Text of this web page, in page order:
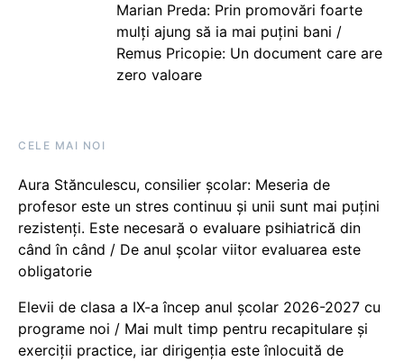
Marian Preda: Prin promovări foarte
mulți ajung să ia mai puțini bani /
Remus Pricopie: Un document care are
zero valoare
CELE MAI NOI
Aura Stănculescu, consilier școlar: Meseria de
profesor este un stres continuu și unii sunt mai puțini
rezistenți. Este necesară o evaluare psihiatrică din
când în când / De anul școlar viitor evaluarea este
obligatorie
Elevii de clasa a IX-a încep anul școlar 2026-2027 cu
programe noi / Mai mult timp pentru recapitulare și
exerciții practice, iar dirigenția este înlocuită de